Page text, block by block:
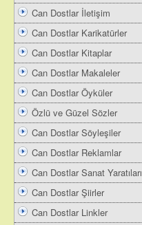
Can Dostlar İletişim
Can Dostlar Karikatürler
Can Dostlar Kitaplar
Can Dostlar Makaleler
Can Dostlar Öyküler
Özlü ve Güzel Sözler
Can Dostlar Söyleşiler
Can Dostlar Reklamlar
Can Dostlar Sanat Yaratıları
Can Dostlar Şiirler
Can Dostlar Linkler